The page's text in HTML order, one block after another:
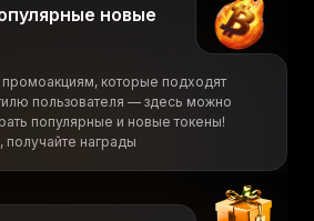
новые
которые подходят
пользователя — здесь можно
популярные и новые токены!
получайте награды